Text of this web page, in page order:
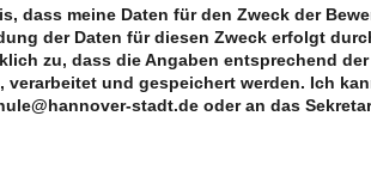
dass meine Daten für den Zweck der
der Daten für die­sen Zweck erfolgt
zu, dass die Anga­ben ent­spre­chend der
und gespei­chert wer­den. Ich
stadt.de oder an das